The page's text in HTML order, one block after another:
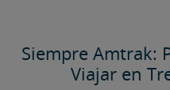
Siempre Amtrak:
Viajar en